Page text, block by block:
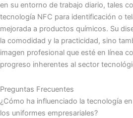
en su entorno de trabajo diario, tales
tecnología NFC para identificación o
mejorada a productos químicos. Su
la comodidad y la practicidad, sino
imagen profesional que esté en línea
progreso inherentes al sector
Preguntas Frecuentes
¿Cómo ha influenciado la tecnología
los uniformes empresariales?